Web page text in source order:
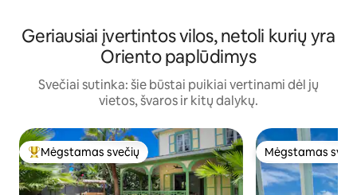
Geriausiai įvertintos vilos, netoli kurių yra
Oriento paplūdimys
Svečiai sutinka: šie būstai puikiai vertinami dėl jų
vietos, švaros ir kitų dalykų.
Svečių mėgstamiausias
Mėgstamas svečių Mėgstamas
Mėgstamas